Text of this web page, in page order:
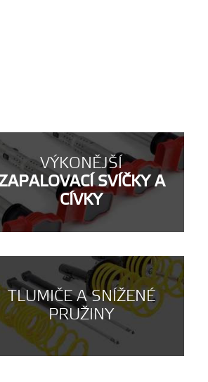
VÝKONĚJŠÍ
SVÍČKY A
CÍVKY
TLUMIČE A SNÍŽENÉ
PRUŽINY